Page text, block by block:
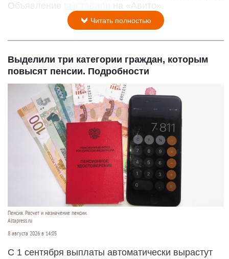
Объявление
на «Авито».
Читать полностью
Выделили три категории граждан, которым
повысят пенсии. Подробности
Пенсия. Расчет и назначение пенсии.
Altapress.ru
8 августа 2026 в 14:05
С 1 сентября выплаты автоматически вырастут